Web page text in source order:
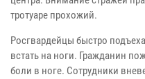
тротуаре прохожий.
Росгвардейцы быстро
встать на ноги. Гражданин
боли в ноге. Сотрудники